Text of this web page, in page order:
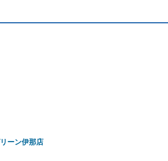
ーン伊那店